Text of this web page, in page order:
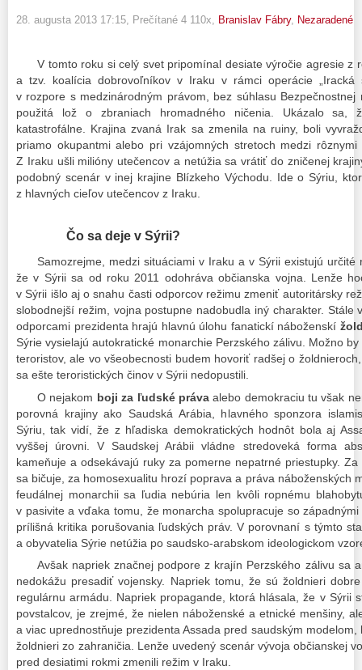
28. augusta 2013 17:15 , Prečítané 4 110x, Branislav Fábry, Nezaradené
V tomto roku si celý svet pripomínal desiate výročie agresie z
a tzv. koalícia dobrovoľníkov v Iraku v rámci operácie „Iracká
v rozpore s medzinárodným právom, bez súhlasu
použitá lož o zbraniach hromadného ničenia. Ukázalo sa,
katastrofálne. Krajina zvaná Irak sa zmenila na ruiny, boli
priamo okupantmi alebo pri vzájomných stretoch medzi
Z Iraku ušli milióny utečencov a netúžia sa vrátiť do zničenej
podobný scenár v inej krajine Blízkeho Východu. Ide o Sýriu,
z hlavných cieľov utečencov z Iraku.
Čo sa deje v Sýrii?
Samozrejme, medzi situáciami v Iraku a v Sýrii existujú určité
že v Sýrii sa od roku 2011 odohráva občianska vojna. Lenže
v Sýrii išlo aj o snahu časti odporcov režimu zmeniť autoritársky
slobodnejší režim, vojna postupne nadobudla iný charakter. Stále
odporcami prezidenta hrajú hlavnú úlohu fanatickí náboženskí
Sýrie vysielajú autokratické monarchie Perzského zálivu. Možno
teroristov, ale vo všeobecnosti budem hovoriť radšej o
sa ešte teroristických činov v Sýrii nedopustili.
O nejakom boji za ľudské právaalebo demokraciu tu však
porovná krajiny ako Saudská Arábia, hlavného sponzora
Sýriu, tak vidí, že z hľadiska demokratických hodnôt bola aj
vyššej úrovni. V Saudskej Arábii vládne stredoveká forma
kameňuje a odsekávajú ruky za pomerne nepatrné priestupky.
sa bičuje, za homosexualitu hrozí poprava a práva náboženských
feudálnej monarchii sa ľudia nebúria len kvôli ropnému
v pasivite a vďaka tomu, že monarcha spolupracuje so
prílišná kritika porušovania ľudských práv. V porovnaní s týmto
a obyvatelia Sýrie netúžia po saudsko-arabskom ideologickom
Avšak napriek značnej podpore z krajín Perzského zálivu sa
nedokážu presadiť vojensky. Napriek tomu, že sú žoldnieri
regulárnu armádu. Napriek propagande, ktorá hlásala, že v Sýrii
povstalcov, je zrejmé, že nielen náboženské a etnické menšiny,
a viac uprednostňuje prezidenta Assada pred saudským
žoldnieri zo zahraničia. Lenže uvedený scenár vývoja občianskej
pred desiatimi rokmi zmenili režim v Iraku.